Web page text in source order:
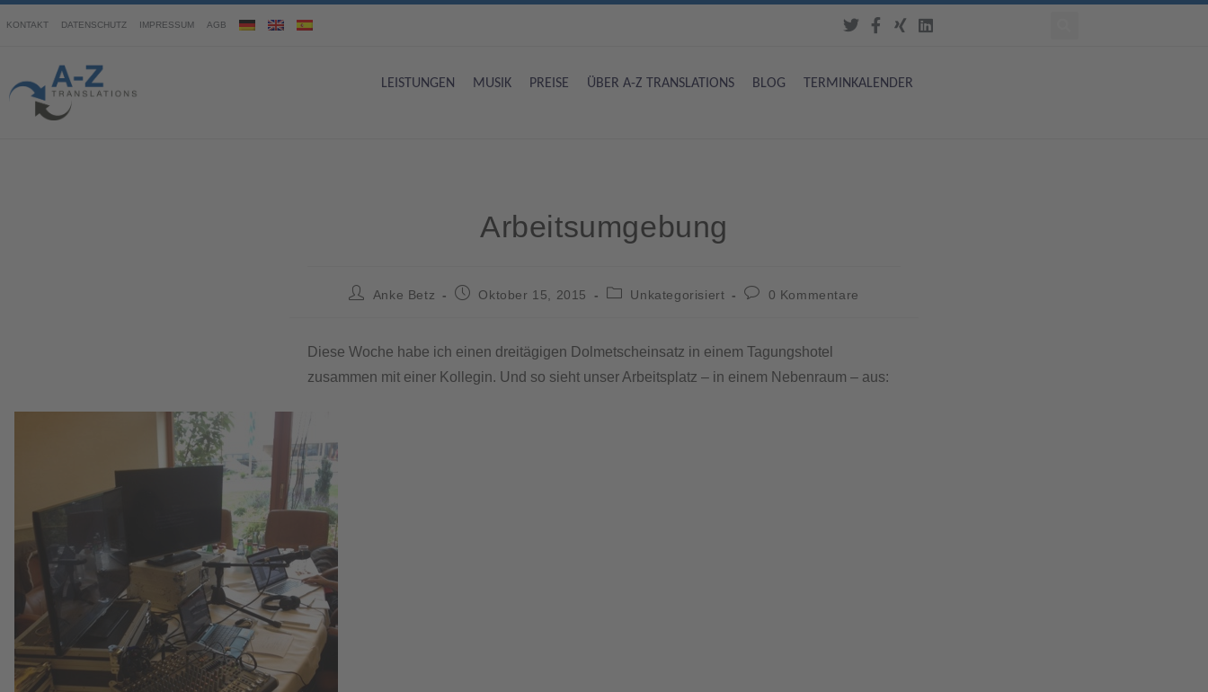
KONTAKT DATENSCHUTZ IMPRESSUM AGB
LEISTUNGEN MUSIK PREISE ÜBER A-Z TRANSLATIONS BLOG TERMINKALENDER
Arbeitsumgebung
Anke Betz Oktober 15, 2015 Unkategorisiert 0 Kommentare
Diese Woche habe ich einen dreitägigen Dolmetscheinsatz in einem Tagungshotel
zusammen mit einer Kollegin. Und so sieht unser Arbeitsplatz – in einem Nebenraum – aus: